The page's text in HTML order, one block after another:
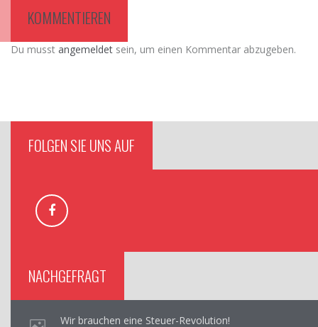
KOMMENTIEREN
Du musst angemeldet sein, um einen Kommentar abzugeben.
FOLGEN SIE UNS AUF
NACHGEFRAGT
Wir brauchen eine Steuer-Revolution!